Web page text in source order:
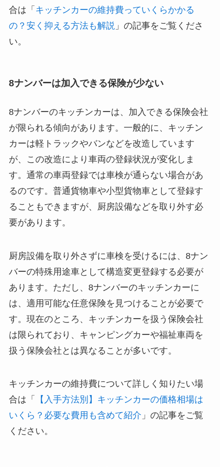
合は「 キッチンカーの維持費っていくらかかる
の？安く抑える方法も解説」の記事をご覧くださ
い。
8ナンバーは加入できる保険が少ない
8ナンバーのキッチンカーは、加入できる保険会社
が限られる傾向があります。一般的に、キッチン
カーは軽トラックやバンなどを改造しています
が、この改造により車両の登録状況が変化しま
す。通常の車両登録では車検が通らない場合があ
るのです。普通貨物車や小型貨物車として登録す
ることもできますが、厨房設備などを取り外す必
要があります。
厨房設備を取り外さずに車検を受けるには、8ナン
バーの特殊用途車として構造変更登録する必要が
あります。ただし、8ナンバーのキッチンカーに
は、適用可能な任意保険を見つけることが必要で
す。現在のところ、キッチンカーを扱う保険会社
は限られており、キャンピングカーや福祉車両を
扱う保険会社とは異なることが多いです。
キッチンカーの維持費について詳しく知りたい場
合は「
【入手方法別】キッチンカーの価格相場は
いくら？必要な費用も含めて紹介 」の記事をご覧
ください。